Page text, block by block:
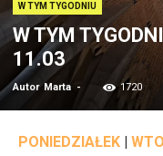
W TYM TYGODNIU
W TYM
11.03
Autor Marta - 1720
PONIEDZIAŁEK |